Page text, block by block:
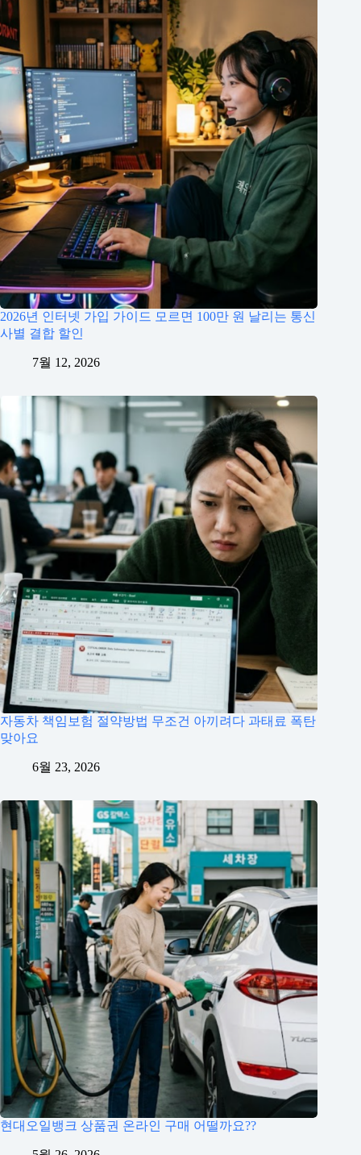
2026년 인터넷 가입 가이드 모르면 100만 원 날리는 통신
사별 결합 할인
7월 12, 2026
자동차 책임보험 절약방법 무조건 아끼려다 과태료 폭탄
맞아요
6월 23, 2026
현대오일뱅크 상품권 온라인 구매 어떨까요??